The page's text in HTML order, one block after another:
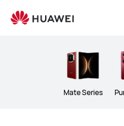
Mate Series